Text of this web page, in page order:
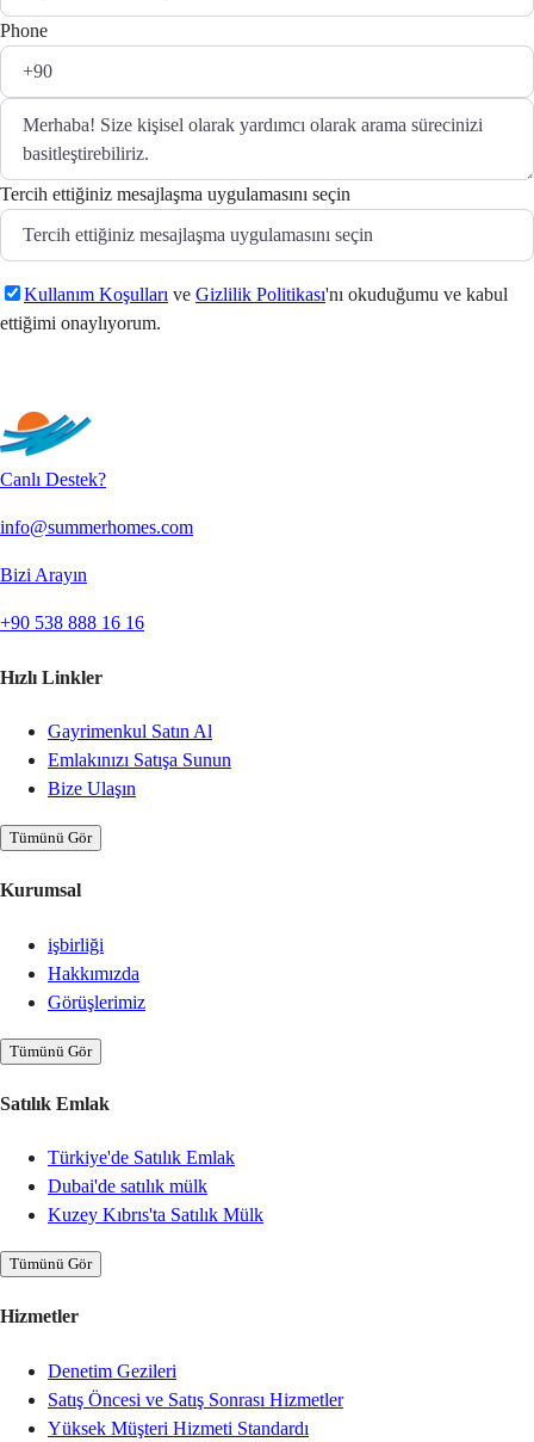
Phone
Tercih ettiğiniz mesajlaşma uygulamasını seçin
Kullanım Koşulları ve Gizlilik Politikası'nı okuduğumu ve kabul
ettiğimi onaylıyorum.
Canlı Destek?
info@summerhomes.com
Bizi Arayın
+90 538 888 16 16
Hızlı Linkler
Gayrimenkul Satın Al
Emlakınızı Satışa Sunun
Bize Ulaşın
Tümünü Gör
Kurumsal
işbirliği
Hakkımızda
Görüşlerimiz
Tümünü Gör
Satılık Emlak
Türkiye'de Satılık Emlak
Dubai'de satılık mülk
Kuzey Kıbrıs'ta Satılık Mülk
Tümünü Gör
Hizmetler
Denetim Gezileri
Satış Öncesi ve Satış Sonrası Hizmetler
Yüksek Müşteri Hizmeti Standardı